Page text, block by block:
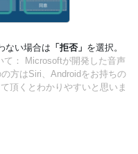
ない場合は 「拒否」 を選択。
て： Microsoftが開発した音声
方はSiri、Androidをお持ちの
頂くとわかりやすいと思いま